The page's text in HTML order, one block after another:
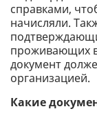
справками,
начисляли.
проживающих
документ
организацией.
Какие